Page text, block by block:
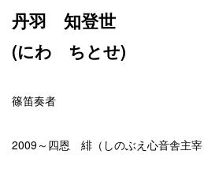
丹羽 知登世
(にわ ちとせ)
篠笛奏者
2009～四恩 緋（しのぶえ心音舎主